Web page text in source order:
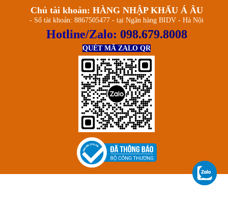
Chủ tài khoản: HÀNG NHẬP KHẨU Á ÂU
- Số tài khoản: 8867505477 - tại Ngân hàng BIDV - Hà Nội
Hotline/Zalo: 098.679.8008
QUÉT MÃ ZALO QR